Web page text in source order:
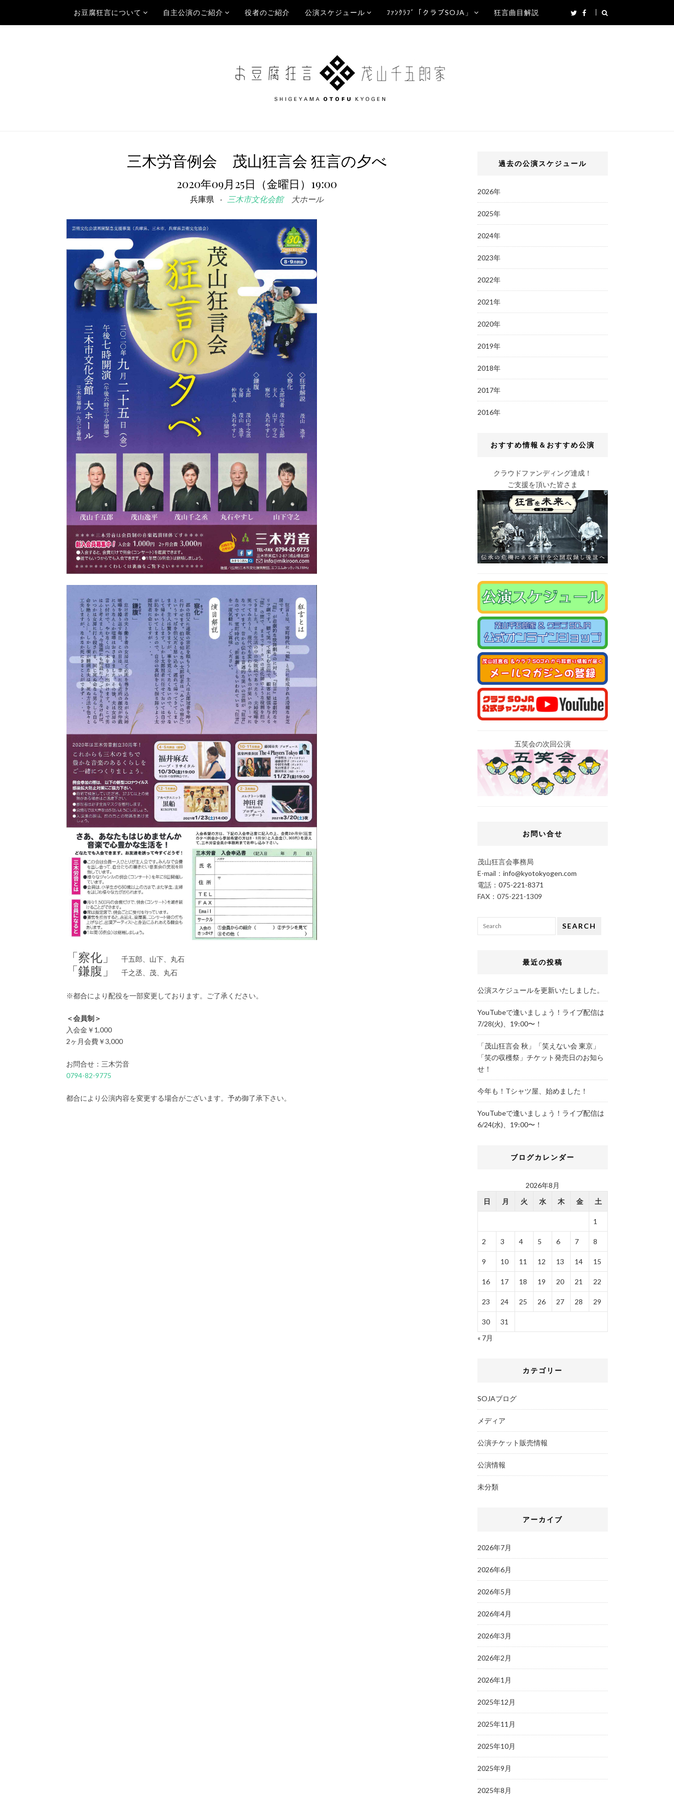
お豆腐狂言について 自主公演のご紹介 役者のご紹介 公演スケジュール ﾌｧﾝｸﾗﾌﾞ「クラブSOJA」 狂言曲目解説
三木労音例会 茂山狂言会 狂言の夕べ
2020年09月25日（金曜日）19:00
兵庫県 三木市文化会館大ホール
「察化」 千五郎、山下、丸石
「鎌腹」 千之丞、茂、丸石
※都合により配役を一部変更しております。ご了承ください。
＜会員制＞
入会金￥1,000
2ヶ月会費￥3,000
お問合せ：三木労音
0794-82-9775
都合により公演内容を変更する場合がございます。予め御了承下さい。
過去の公演スケジュール
2026年
2025年
2024年
2023年
2022年
2021年
2020年
2019年
2018年
2017年
2016年
おすすめ情報＆おすすめ公演
クラウドファンディング達成！
ご支援を頂いた皆さま
五笑会の次回公演
お問い合せ
茂山狂言会事務局
E-mail： info@kyotokyogen.com
電話： 075-221-8371
FAX：075-221-1309
SEARCH
最近の投稿
公演スケジュールを更新いたしました。
YouTubeで逢いましょう！ライブ配信は
7/28(火)、19:00〜！
「茂山狂言会 秋」「笑えない会 東京」
「笑の収穫祭」チケット発売日のお知ら
せ！
今年も！Tシャツ屋、始めました！
YouTubeで逢いましょう！ライブ配信は
6/24(水)、19:00〜！
ブログカレンダー
2026年8月
日
月 火 水 木 金 土
1
2 3 4 5 6 7 8
9 10 11 12 13 14 15
16 17 18 19 20 21 22
23 24 25 26 27 28 29
30
31
« 7月
カテゴリー
SOJAブログ
メディア
公演チケット販売情報
公演情報
未分類
アーカイブ
2026年7月
2026年6月
2026年5月
2026年4月
2026年3月
2026年2月
2026年1月
2025年12月
2025年11月
2025年10月
2025年9月
2025年8月